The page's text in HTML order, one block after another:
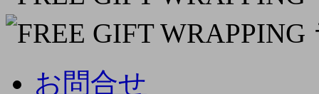
お問合せ